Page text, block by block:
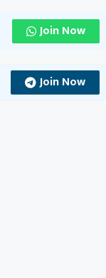
Join Now
Join Now